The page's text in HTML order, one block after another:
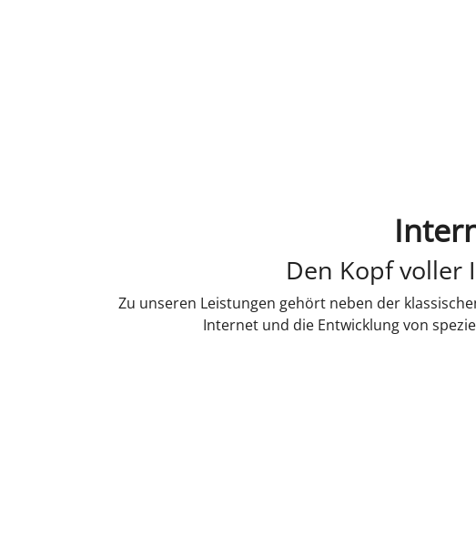
Den Kopf voller
Zu unseren Leistungen gehört neben der
Internet und die Entwicklung von